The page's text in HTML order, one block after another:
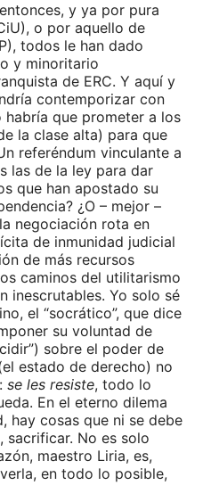
y ya por pura
o por aquello de
todos le han dado
y minoritario
de ERC. Y aquí y
contemporizar con
que prometer a los
la clase alta) para que
referéndum vinculante a
las de la ley para dar
que han apostado su
¿O – mejor –
negociación rota en
de inmunidad judicial
de más recursos
caminos del utilitarismo
inescrutables. Yo solo sé
el “socrático”, que dice
su voluntad de
sobre el poder de
estado de derecho) no
se les resiste, todo lo
En el eterno dilema
hay cosas que ni se debe
sacrificar. No es solo
maestro Liria, es,
en todo lo posible,